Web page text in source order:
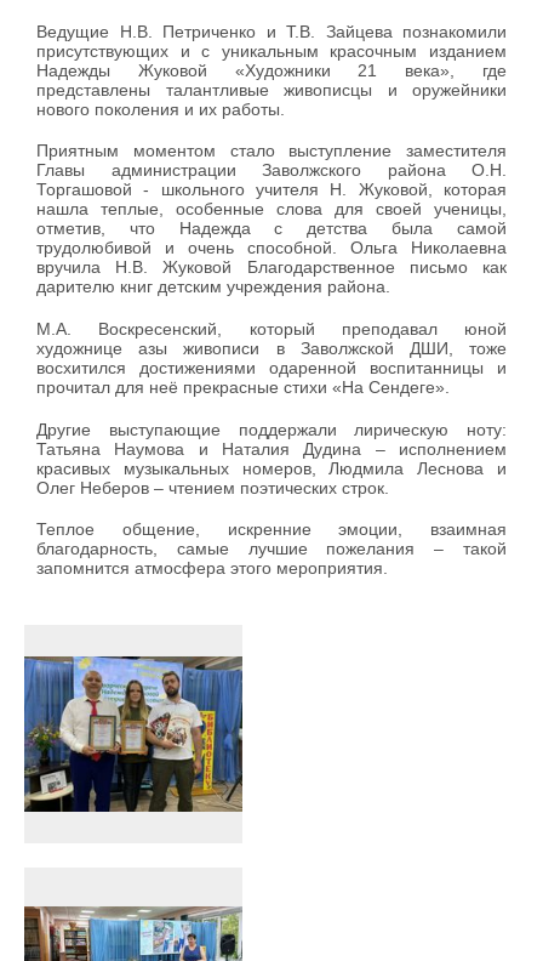
Ведущие Н.В. Петриченко и Т.В. Зайцева познакомили
присутствующих и с уникальным красочным изданием
Надежды Жуковой «Художники 21 века», где
представлены талантливые живописцы и оружейники
нового поколения и их работы.
Приятным моментом стало выступление заместителя
Главы администрации Заволжского района О.Н.
Торгашовой - школьного учителя Н. Жуковой, которая
нашла теплые, особенные слова для своей ученицы,
отметив, что Надежда с детства была самой
трудолюбивой и очень способной. Ольга Николаевна
вручила Н.В. Жуковой Благодарственное письмо как
дарителю книг детским учреждения района.
М.А. Воскресенский, который преподавал юной
художнице азы живописи в Заволжской ДШИ, тоже
восхитился достижениями одаренной воспитанницы и
прочитал для неё прекрасные стихи «На Сендеге».
Другие выступающие поддержали лирическую ноту:
Татьяна Наумова и Наталия Дудина – исполнением
красивых музыкальных номеров, Людмила Леснова и
Олег Неберов – чтением поэтических строк.
Теплое общение, искренние эмоции, взаимная
благодарность, самые лучшие пожелания – такой
запомнится атмосфера этого мероприятия.